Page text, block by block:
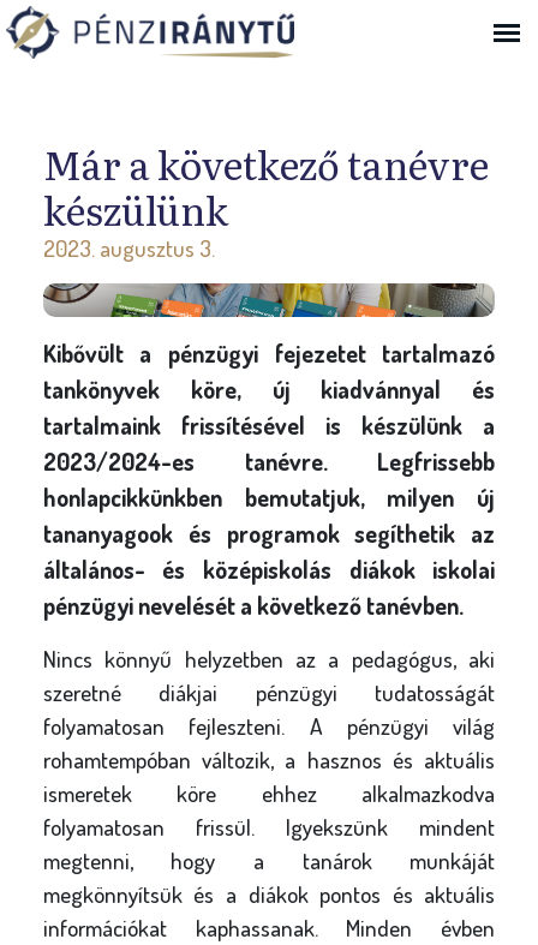
Ugrás a navigációhoz
Már a következő tanévre
készülünk
2023. augusztus 3.
Kibővült a pénzügyi fejezetet tartalmazó
tankönyvek köre, új kiadvánnyal és
tartalmaink frissítésével is készülünk a
2023/2024-es tanévre. Legfrissebb
honlapcikkünkben bemutatjuk, milyen új
tananyagook és programok segíthetik az
általános- és középiskolás diákok iskolai
pénzügyi nevelését a következő tanévben.
Nincs könnyű helyzetben az a pedagógus, aki
szeretné diákjai pénzügyi tudatosságát
folyamatosan fejleszteni. A pénzügyi világ
rohamtempóban változik, a hasznos és aktuális
ismeretek köre ehhez alkalmazkodva
folyamatosan frissül. Igyekszünk mindent
megtenni, hogy a tanárok munkáját
megkönnyítsük és a diákok pontos és aktuális
információkat kaphassanak. Minden évben